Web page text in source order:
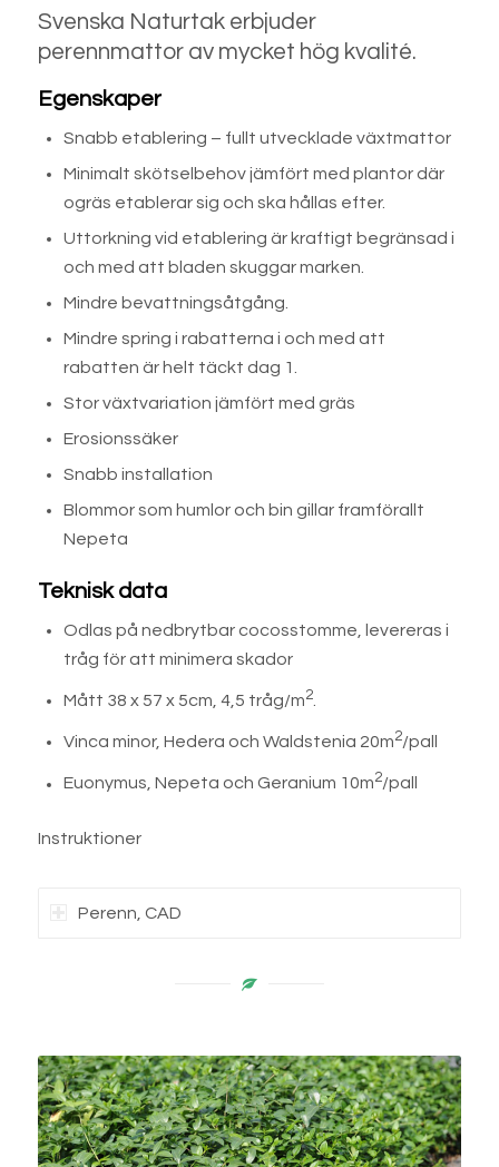
Svenska Naturtak erbjuder
perennmattor av mycket hög kvalité.
Egenskaper
Snabb etablering – fullt utvecklade växtmattor
Minimalt skötselbehov jämfört med plantor där
ogräs etablerar sig och ska hållas efter.
Uttorkning vid etablering är kraftigt begränsad i
och med att bladen skuggar marken.
Mindre bevattningsåtgång.
Mindre spring i rabatterna i och med att
rabatten är helt täckt dag 1.
Stor växtvariation jämfört med gräs
Erosionssäker
Snabb installation
Blommor som humlor och bin gillar framförallt
Nepeta
Teknisk data
Odlas på nedbrytbar cocosstomme, levereras i
tråg för att minimera skador
Mått 38 x 57 x 5cm, 4,5 tråg/m2.
Vinca minor, Hedera och Waldstenia 20m2/pall
Euonymus, Nepeta och Geranium 10m2/pall
Instruktioner
Perenn, CAD